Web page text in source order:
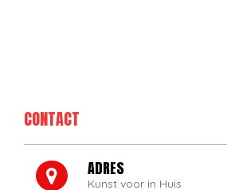
CONTACT
ADRES
Kunst voor in Huis